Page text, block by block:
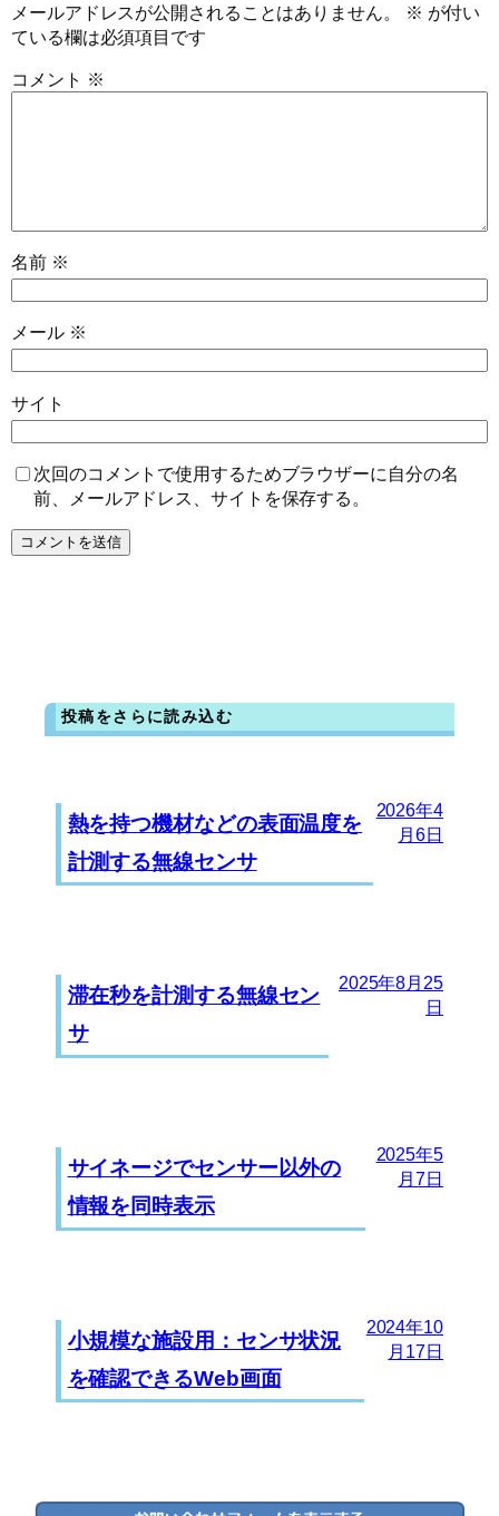
メールアドレスが公開されることはありません。 ※ が付い
ている欄は必須項目です
コメント ※
名前 ※
メール ※
サイト
次回のコメントで使用するためブラウザーに自分の名
前、メールアドレス、サイトを保存する。
投稿をさらに読み込む
熱を持つ機材などの表面温度を
計測する無線センサ
2026年4
月6日
滞在秒を計測する無線セン
サ
2025年8月25
日
サイネージでセンサー以外の
情報を同時表示
2025年5
月7日
小規模な施設用：センサ状況
を確認できるWeb画面
2024年10
月17日